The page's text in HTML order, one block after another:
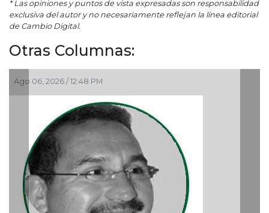
* Las opiniones y puntos de vista expresadas son responsabilidad
exclusiva del autor y no necesariamente reflejan la línea editorial
de Cambio Digital.
Otras Columnas:
/ 12:48 PM